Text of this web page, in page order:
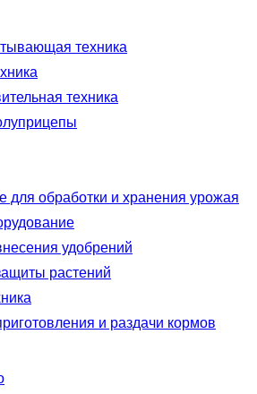
техника
техника
для обработки и хранения урожая
удобрений
растений
и раздачи кормов